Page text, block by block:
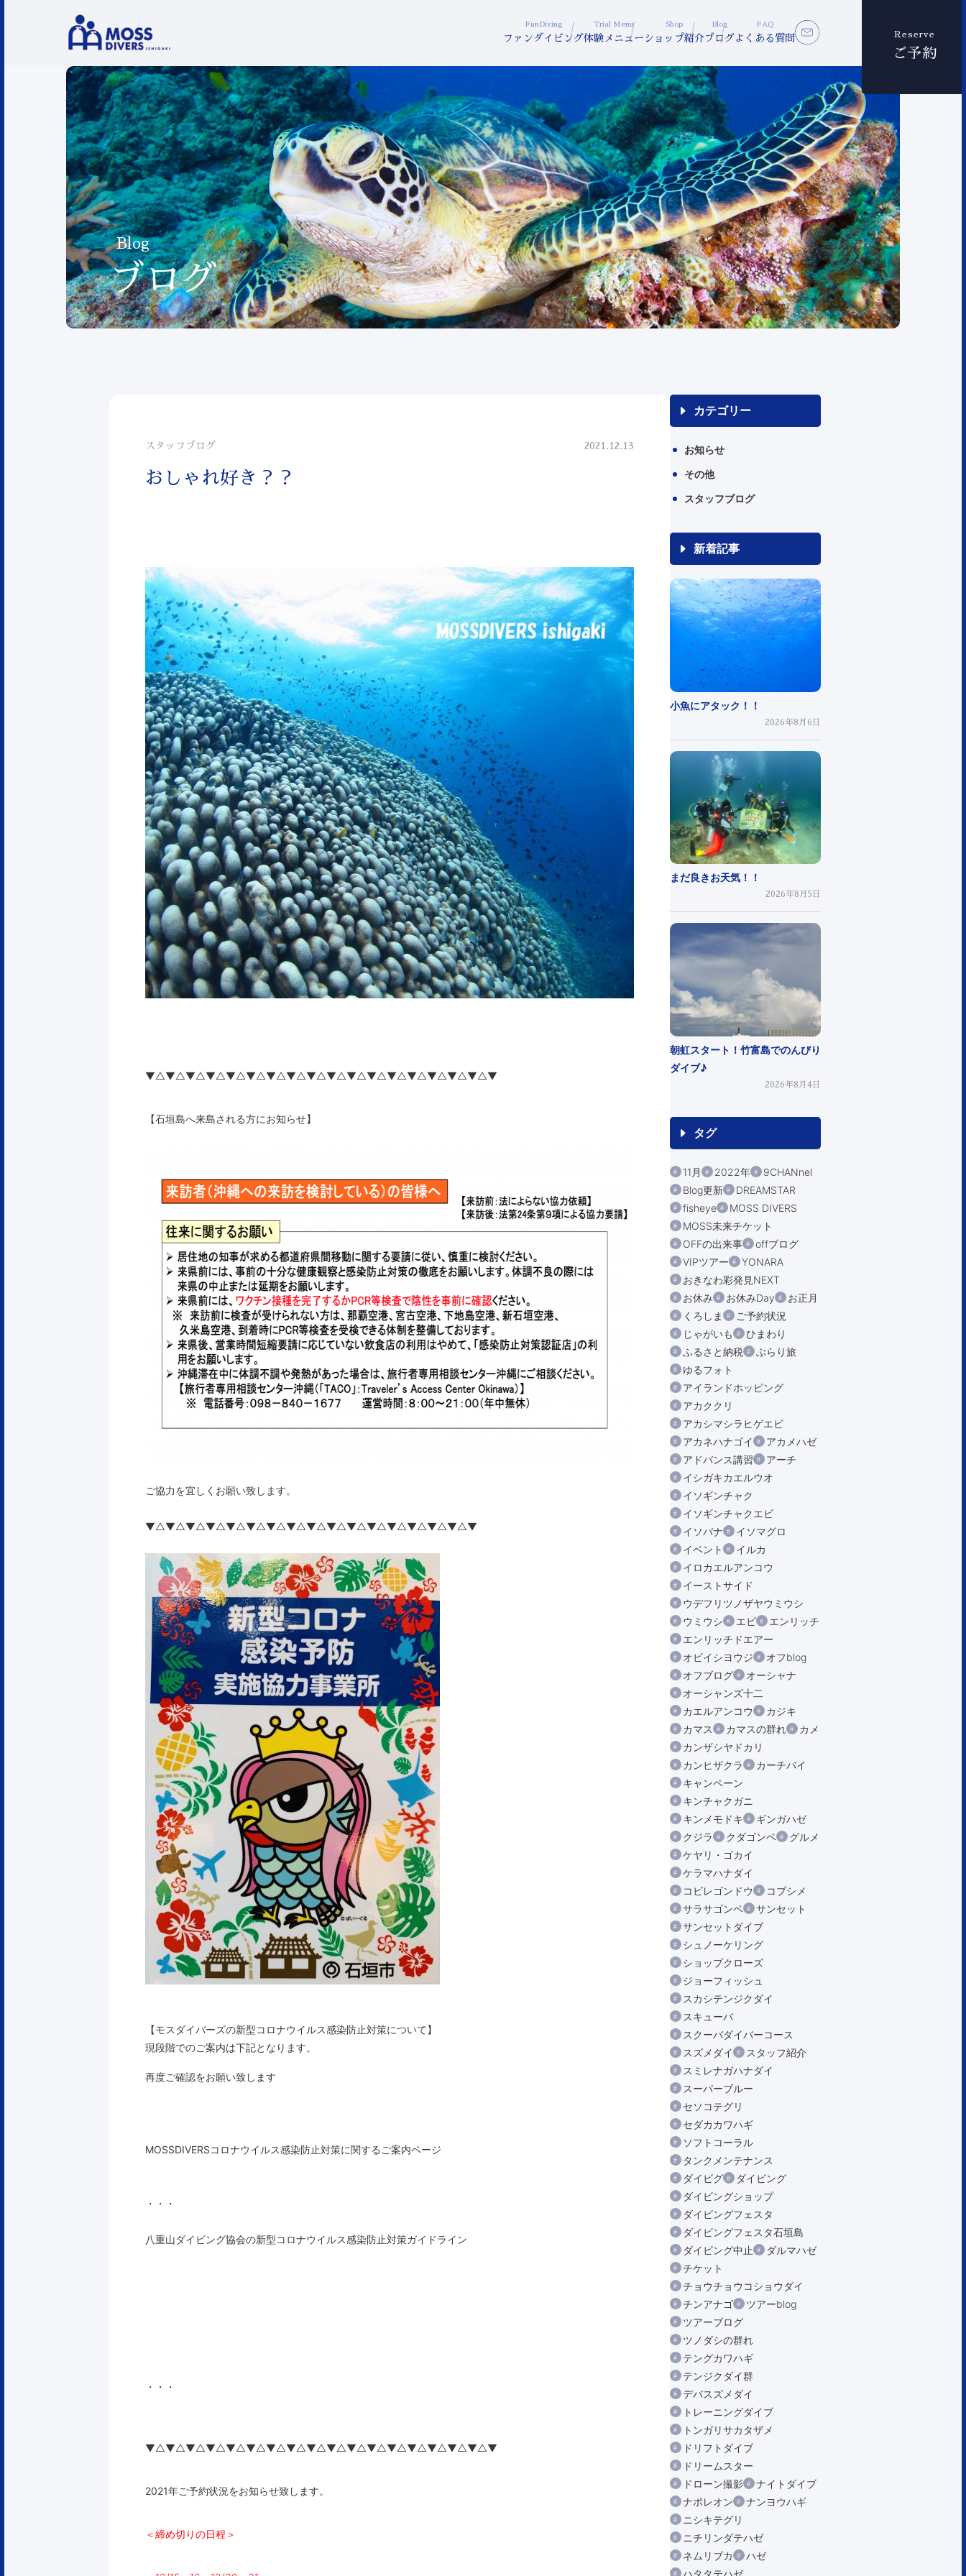
FunDiving
ファンダイビング
Trial Menu
体験メニュー
Shop
ショップ紹介
Blog
ブログ
FAQ
よくある質問 Reserve
ご予約
Blog
ブログ
スタッフブログ 2021.12.13
おしゃれ好き？？
▼△▼△▼△▼△▼△▼△▼△▼△▼△▼△▼△▼△▼△▼△▼△▼△▼△▼
【石垣島へ来島される方にお知らせ】
ご協力を宜しくお願い致します。
▼△▼△▼△▼△▼△▼△▼△▼△▼△▼△▼△▼△▼△▼△▼△▼△▼
【モスダイバーズの新型コロナウイルス感染防止対策について】
現段階でのご案内は下記となります。
再度ご確認をお願い致します
MOSSDIVERSコロナウイルス感染防止対策に関するご案内ページ
・・・
八重山ダイビング協会の新型コロナウイルス感染防止対策ガイドライン
・・・
▼△▼△▼△▼△▼△▼△▼△▼△▼△▼△▼△▼△▼△▼△▼△▼△▼△▼
2021年ご予約状況をお知らせ致します。
＜締め切りの日程＞
カテゴリー
お知らせ
その他
スタッフブログ
新着記事
小魚にアタック！！
2026年8月6日
まだ良きお天気！！
2026年8月5日
朝虹スタート！竹富島でのんびり
ダイブ♪
2026年8月4日
タグ
11月 2022年
9CHANnel
Blog更新
DREAMSTAR
fisheye
MOSS DIVERS
MOSS未来チケット
OFFの出来事
offブログ
VIPツアー
YONARA
おきなわ彩発見NEXT
お休み
お休みDay
お正月
くろしま
ご予約状況
じゃがいも
ひまわり
ふるさと納税
ぶらり旅
ゆるフォト
アイランドホッピング
アカククリ
アカシマシラヒゲエビ
アカネハナゴイ
アカメハゼ
アドバンス講習
アーチ
イシガキカエルウオ
イソギンチャク
イソギンチャクエビ
イソバナ
イソマグロ
イベント
イルカ
イロカエルアンコウ
イーストサイド
ウデフリツノザヤウミウシ
ウミウシ
エビ
エンリッチ
エンリッチドエアー
オビイシヨウジ
オフblog
オフブログ
オーシャナ
オーシャンズ十二
カエルアンコウ
カジキ
カマス
カマスの群れ
カメ
カンザシヤドカリ
カンヒザクラ
カーチバイ
キャンペーン
キンチャクガニ
キンメモドキ
ギンガハゼ
クジラ
クダゴンベ
グルメ
ケヤリ・ゴカイ
ケラマハナダイ
コビレゴンドウ
コブシメ
サラサゴンベ
サンセット
サンセットダイブ
シュノーケリング
ショップクローズ
ジョーフィッシュ
スカシテンジクダイ
スキューバ
スクーバダイバーコース
スズメダイ
スタッフ紹介
スミレナガハナダイ
スーパーブルー
セソコテグリ
セダカカワハギ
ソフトコーラル
タンクメンテナンス
ダイビグ
ダイビング
ダイビングショップ
ダイビングフェスタ
ダイビングフェスタ石垣島
ダイビング中止
ダルマハゼ
チケット
チョウチョウコショウダイ
チンアナゴ
ツアーblog
ツアーブログ
ツノダシの群れ
テングカワハギ
テンジクダイ群
デバスズメダイ
トレーニングダイブ
トンガリサカタザメ
ドリフトダイブ
ドリームスター
ドローン撮影
ナイトダイブ
ナポレオン
ナンヨウハギ
ニシキテグリ
ニチリンダテハゼ
ネムリブカ
ハゼ
ハタタテハゼ